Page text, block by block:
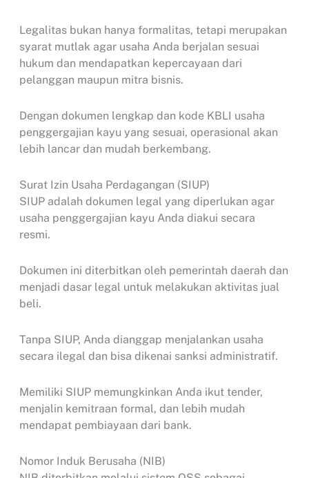
Legalitas bukan hanya formalitas, tetapi merupakan
syarat mutlak agar usaha Anda berjalan sesuai
hukum dan mendapatkan kepercayaan dari
pelanggan maupun mitra bisnis.
Dengan dokumen lengkap dan kode KBLI usaha
penggergajian kayu yang sesuai, operasional akan
lebih lancar dan mudah berkembang.
Surat Izin Usaha Perdagangan (SIUP)
SIUP adalah dokumen legal yang diperlukan agar
usaha penggergajian kayu Anda diakui secara
resmi.
Dokumen ini diterbitkan oleh pemerintah daerah dan
menjadi dasar legal untuk melakukan aktivitas jual
beli.
Tanpa SIUP, Anda dianggap menjalankan usaha
secara ilegal dan bisa dikenai sanksi administratif.
Memiliki SIUP memungkinkan Anda ikut tender,
menjalin kemitraan formal, dan lebih mudah
mendapat pembiayaan dari bank.
Nomor Induk Berusaha (NIB)